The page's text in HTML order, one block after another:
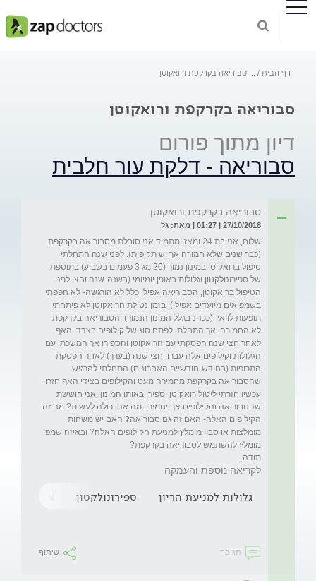
דף הבית סבוריאה בקרקפת ורואקוטן
סבוריאה בקרקפת ורואקוטן
דיון מתוך פורום
סבוריאה - דלקת עור חלבית
סבוריאה בקרקפת ורואקוטן
27/10/2018 | 01:27 | מאת: גל
שלום, אני בת 24 ומאז ומתמיד אני סובלת מסבוריאה בקרקפת
(כבר שנים שלא חמורה אך יש תקופות). לפני שנה התחלתי
טיפול ברואקוטן במינון נמוך (20 מג 3 פעמים בשבוע) בתוספת
של ספירונולקטון וגלולות באופן יומיומי (בשנה-שנה וחצי לפני
הטיפול ברואקוטן, הסבוריאה אפילו כלל לא הורגשה- לא חפפתי
בשמפואים מיועדים אפילו). בזמן נטילת הרואקוטן לא פיתחתי
תופעות לוואי  (ככהנ בגלל המינון הנמוך) והסבוריאה בקרקפת
לא החמירה, אך התחלתי לפתח סוג של קילופים בצדדי האף.
לאחר חצי שנה הפסקתי עם הרואקוטן והספירו אך המשכתי עם
הגלולות וקילופים אלה עברו. חצי שנה (בערך) לאחר הפסקת
התרופות (בחודש-חודשיים האחרונים) התחלתי להרגיש
שהסבוריאה בקרקפת מחמירה מעט והקילופים בצידי האף חזרו.
עכשיו חזרתי ליטול רואקוטן וספירו באותו המינון ואני חוששת
שהסבוריאה והקילופים אף יחמירו. מה אני יכולה לעשות? מה זה
הקילופים האלה- האם זה גם סבוריאה? האם יש משחות
מומלצות או סבון מומלץ למניעת הקילופים האלה? ובאיזה שמפו
תודה.
לקריאה נוספת והעמקה
גלולות למניעת הריון ספירונולקטון
תגובה שיתוף